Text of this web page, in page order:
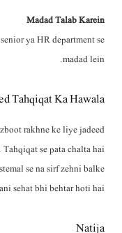
Madad Talab Karein
ya HR department se
madad lein.
Tahqiqat Ka Hawala
rakhne ke liye jadeed
se pata chalta hai
se na sirf zehni balke
sehat bhi behtar hoti hai.
Natija